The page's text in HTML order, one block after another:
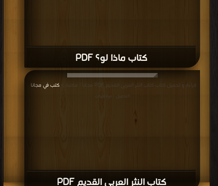
كتاب ماذا لو؟ PDF
قراءة و تحميل كتاب كتاب النثر العربي القديم PDF مجانا | مكتبة > كتب في مجانا
التحميل : مرة/مرات